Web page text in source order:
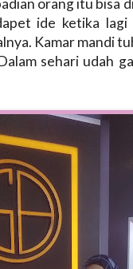
orang itu bisa
ide ketika
Kamar mandi
sehari udah